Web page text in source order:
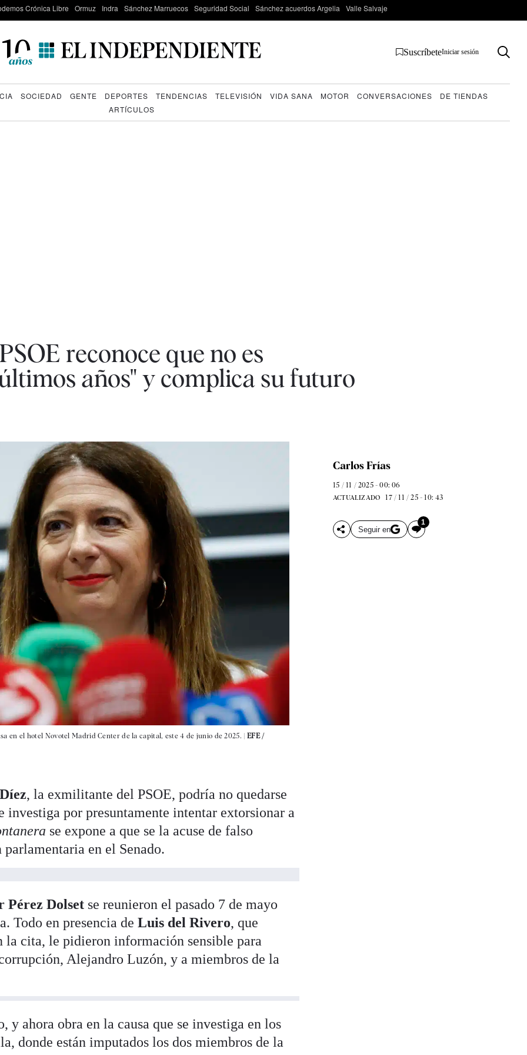
Crónica Libre Ormuz Indra Sánchez Marruecos Seguridad Social Sánchez acuerdos Argelia Valle Salvaje
SuscríbeteIniciar sesión
SOCIEDAD GENTE DEPORTES TENDENCIAS TELEVISIÓN VIDA SANA MOTOR CONVERSACIONES
DE TIENDAS
ARTÍCULOS
reconoce que no es
años" y complica su futuro
en el hotel Novotel Madrid Center de la capital, este 4 de junio de 2025. | EFE /
Carlos Frías
15 / 11 / 2025 - 00: 06
ACTUALIZADO 17 / 11 / 25 - 10: 43
Seguir en
1
, la exmilitante del PSOE, podría no quedarse
investiga por presuntamente intentar extorsionar a
se expone a que se la acuse de falso
en el Senado.
Pérez Dolset se reunieron el pasado 7 de mayo
Todo en presencia deLuis del Rivero, que
la cita, le pidieron información sensible para
Alejandro Luzón, y a miembros de la
y ahora obra en la causa que se investiga en los
donde están imputados los dos miembros de la